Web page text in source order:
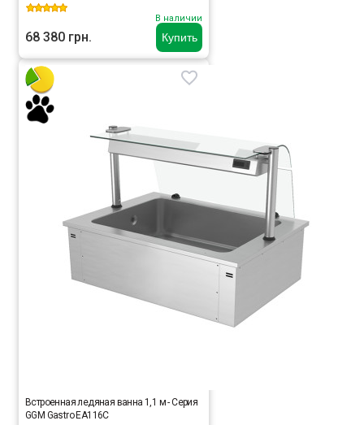
Купить
В наличии
68 380 грн.
Встроенная ледяная ванна 1,1 м - Серия
GGM Gastro EA116C